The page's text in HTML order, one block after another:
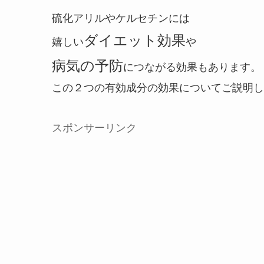
硫化アリルやケルセチンには
嬉しいダイエット効果や
病気の予防につながる効果もあります。
この２つの有効成分の効果についてご説明
スポンサーリンク